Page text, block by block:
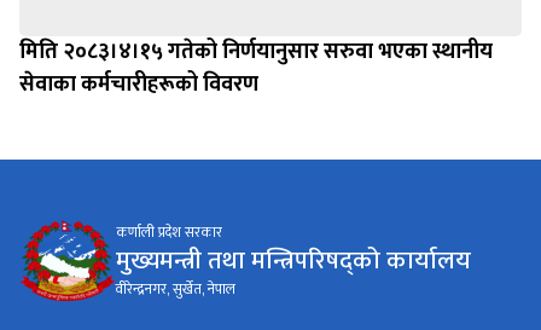
मिति २०८३।४।१५ गतेको निर्णयानुसार सरुवा भएका स्थानीय
सेवाका कर्मचारीहरूको विवरण
कर्णाली प्रदेश सरकार
मुख्यमन्त्री तथा मन्त्रिपरिषद्को कार्यालय
वीरेन्द्रनगर, सुर्खेत, नेपाल